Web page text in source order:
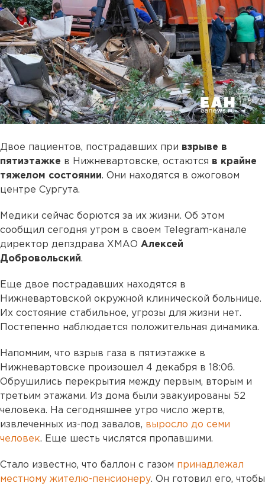
Двое пациентов, пострадавших при взрыве в
пятиэтажке в Нижневартовске, остаются в крайне
тяжелом состоянии. Они находятся в ожоговом
центре Сургута.
Медики сейчас борются за их жизни. Об этом
сообщил сегодня утром в своем Telegram-канале
директор депздрава ХМАО Алексей
Добровольский.
Еще двое пострадавших находятся в
Нижневартовской окружной клинической больнице.
Их состояние стабильное, угрозы для жизни нет.
Постепенно наблюдается положительная динамика.
Напомним, что взрыв газа в пятиэтажке в
Нижневартовске произошел 4 декабря в 18:06.
Обрушились перекрытия между первым, вторым и
третьим этажами. Из дома были эвакуированы 52
человека. На сегодняшнее утро число жертв,
извлеченных из-под завалов, выросло до семи
человек. Еще шесть числятся пропавшими.
Стало известно, что баллон с газом принадлежал
местному жителю-пенсионеру. Он готовил его, чтобы